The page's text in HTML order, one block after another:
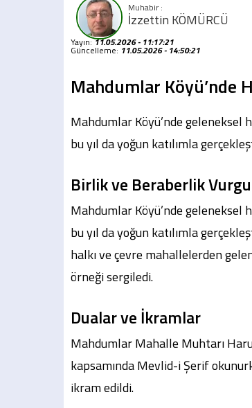
İzzettin KÖMÜRCÜ
Yayın:11.05.2026 - 11:17:21
Güncelleme: 11.05.2026 - 14:50:21
Mahdumlar Köyü’nde
Mahdumlar Köyü’nde geleneksel
bu yıl da yoğun katılımla
Birlik ve Beraberlik
Mahdumlar Köyü’nde geleneksel
bu yıl da yoğun katılımla
halkı ve çevre mahallelerden
örneği sergiledi.
Dualar ve İkramlar
Mahdumlar Mahalle Muhtarı
kapsamında Mevlid-i Şerif
ikram edildi.